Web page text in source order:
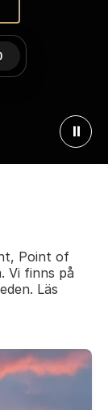
⏸
Point of
Vi finns på
Läs